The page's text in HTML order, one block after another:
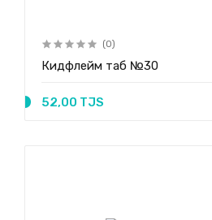
(0)
Кидфлейм таб №30
52,00 TJS